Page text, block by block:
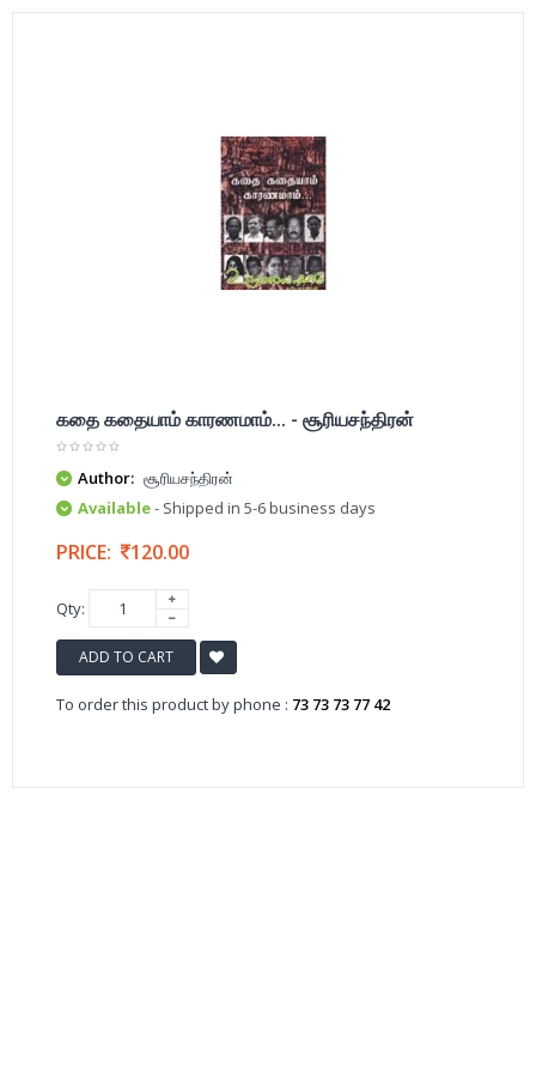
கதை கதையாம் காரணமாம்... - சூரியசந்திரன்
Author: சூரியசந்திரன்
Available- Shipped in 5-6 business days
PRICE: 120.00
Qty:
ADD TO CART
To order this product by phone : 73 73 73 77 42